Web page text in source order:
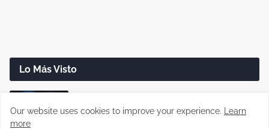
Lo Más Visto
para carga rápida
Our website uses cookies to improve your experience.
Learn
more